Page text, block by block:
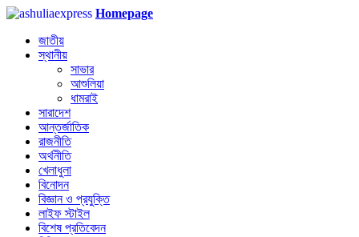
Homepage
জাতীয়
স্থানীয়
সাভার
আশুলিয়া
ধামরাই
সারাদেশ
আন্তর্জাতিক
রাজনীতি
অর্থনীতি
খেলাধুলা
বিনোদন
বিজ্ঞান ও প্রযুক্তি
লাইফ স্টাইল
বিশেষ প্রতিবেদন